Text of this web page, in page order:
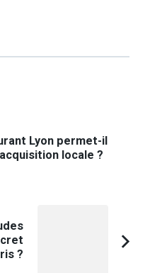
Lyon permet-il
locale ?
?